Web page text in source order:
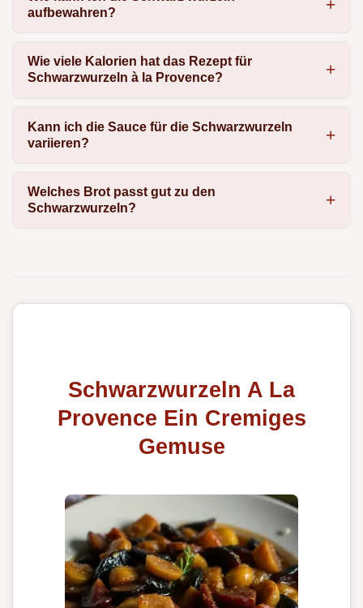
aufbewahren?
Wie viele Kalorien hat das Rezept für
Schwarzwurzeln à la Provence?
Kann ich die Sauce für die Schwarzwurzeln
variieren?
Welches Brot passt gut zu den
Schwarzwurzeln?
Schwarzwurzeln A La
Provence Ein Cremiges
Gemuse